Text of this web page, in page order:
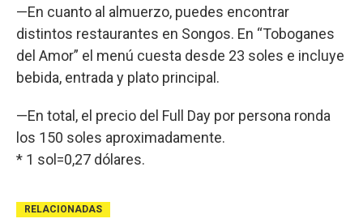
—En cuanto al almuerzo, puedes encontrar
distintos restaurantes en Songos. En “Toboganes
del Amor” el menú cuesta desde 23 soles e incluye
bebida, entrada y plato principal.
—En total, el precio del Full Day por persona ronda
los 150 soles aproximadamente.
* 1 sol=0,27 dólares.
RELACIONADAS